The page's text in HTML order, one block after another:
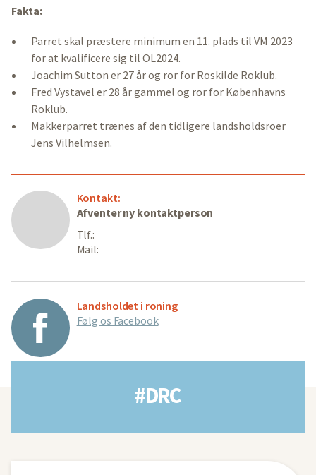
Fakta:
Parret skal præstere minimum en 11. plads til VM 2023
for at kvalificere sig til OL2024.
Joachim Sutton er 27 år og ror for Roskilde Roklub.
Fred Vystavel er 28 år gammel og ror for Københavns
Roklub.
Makkerparret trænes af den tidligere landsholdsroer
Jens Vilhelmsen.
Kontakt:
Afventer ny kontaktperson
Tlf.:
Mail:
Landsholdet i roning
Følg os Facebook
#DRC